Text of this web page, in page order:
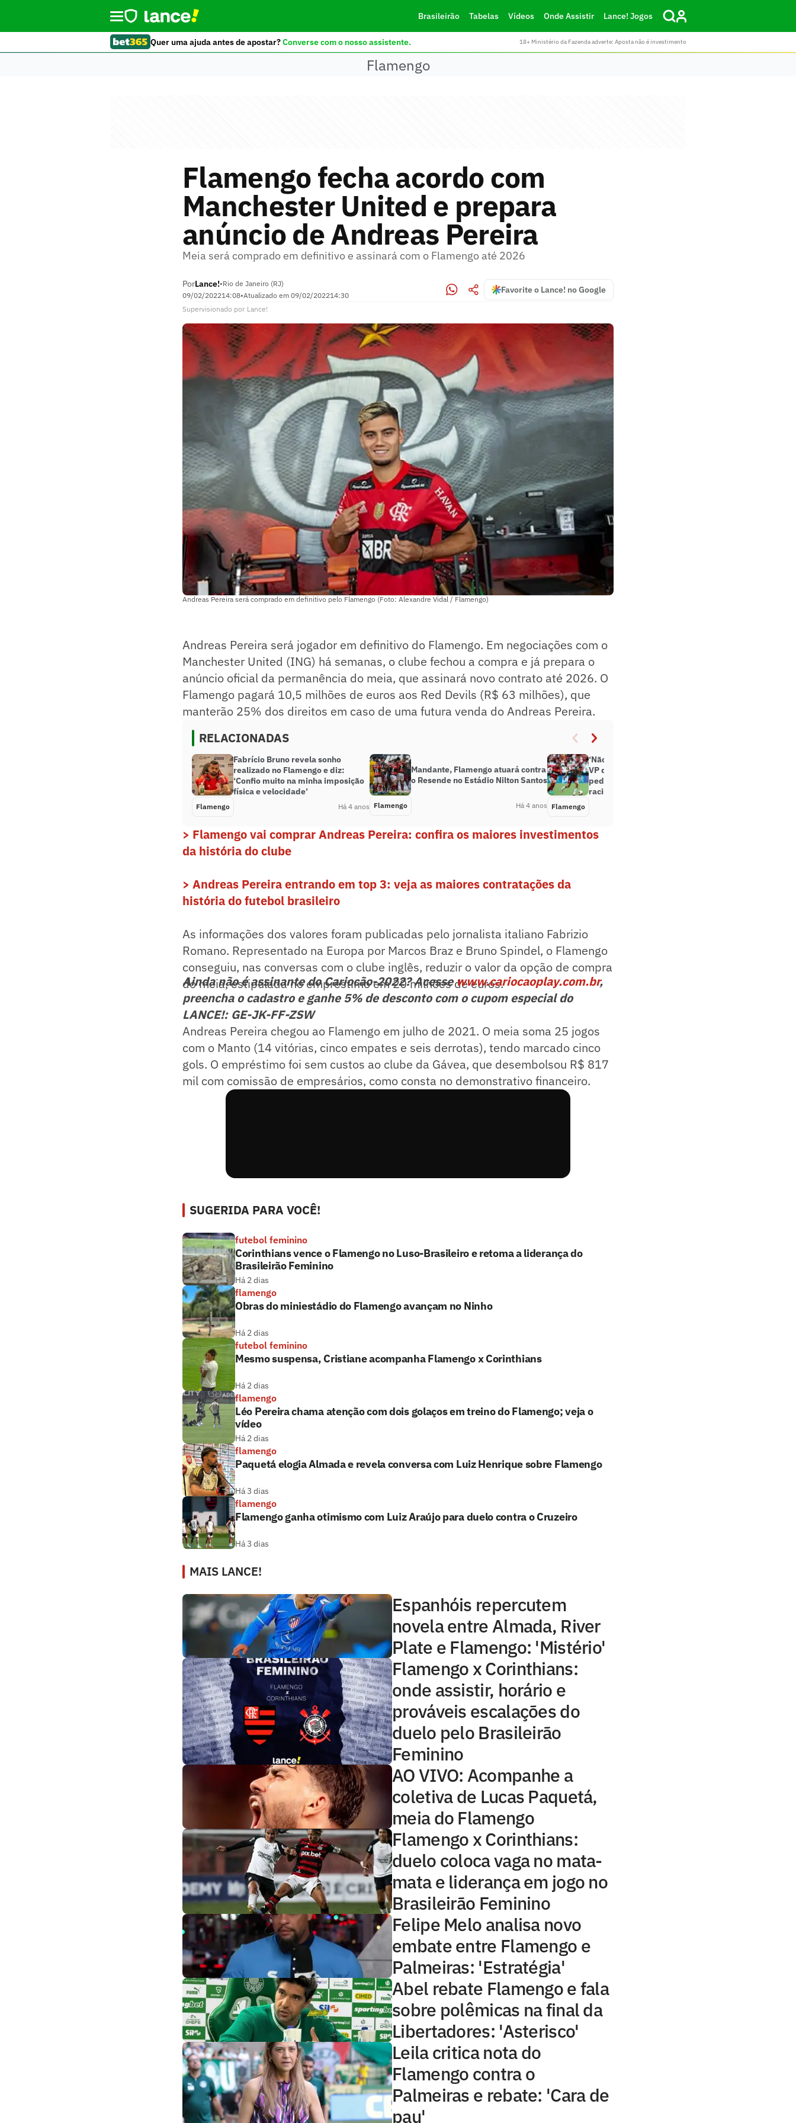
Brasileirão Tabelas Vídeos Onde Assistir Lance! Jogos
Quer uma ajuda antes de apostar?Converse com o nosso assistente. 18+ Ministério da Fazenda adverte: Aposta não é investimento
Flamengo
Flamengo fecha acordo com
Manchester United e prepara
anúncio de Andreas Pereira
Meia será comprado em definitivo e assinará com o Flamengo até 2026
PorLance!•Rio de Janeiro (RJ)
09/02/202214:08•Atualizado em 09/02/202214:30
Favorite o Lance! no Google
Supervisionado por Lance!
Andreas Pereira será comprado em definitivo pelo Flamengo (Foto: Alexandre Vidal / Flamengo)
Andreas Pereira será jogador em definitivo do Flamengo. Em negociações com o
Manchester United (ING) há semanas, o clube fechou a compra e já prepara o
anúncio oficial da permanência do meia, que assinará novo contrato até 2026. O
Flamengo pagará 10,5 milhões de euros aos Red Devils (R$ 63 milhões), que
manterão 25% dos direitos em caso de uma futura venda do Andreas Pereira.
RELACIONADAS
Fabrício Bruno revela sonho
realizado no Flamengo e diz:
‘Confio muito na minha imposição
física e velocidade’
Flamengo Há 4 anos
Mandante, Flamengo atuará contra
o Resende no Estádio Nilton Santos
Flamengo Há 4 anos
‘Não fez mais que a obrigação’, diz
VP do Flamengo após Fluminense
pedir inquérito sobre caso de
racismo
Flamengo
> Flamengo vai comprar Andreas Pereira: confira os maiores investimentos
da história do clube
> Andreas Pereira entrando em top 3: veja as maiores contratações da
história do futebol brasileiro
As informações dos valores foram publicadas pelo jornalista italiano Fabrizio
Romano. Representado na Europa por Marcos Braz e Bruno Spindel, o Flamengo
conseguiu, nas conversas com o clube inglês, reduzir o valor da opção de compra
do meia, estipulada no empréstimo em 20 milhões de euros.
Ainda não é assinante do Cariocão-2022? Acessewww.cariocaoplay.com.br,
preencha o cadastro e ganhe 5% de desconto com o cupom especial do
LANCE!: GE-JK-FF-ZSW
Andreas Pereira chegou ao Flamengo em julho de 2021. O meia soma 25 jogos
com o Manto (14 vitórias, cinco empates e seis derrotas), tendo marcado cinco
gols. O empréstimo foi sem custos ao clube da Gávea, que desembolsou R$ 817
mil com comissão de empresários, como consta no demonstrativo financeiro.
SUGERIDA PARA VOCÊ!
futebol feminino
Corinthians vence o Flamengo no Luso-Brasileiro e retoma a liderança do
Brasileirão Feminino
Há 2 dias
flamengo
Obras do miniestádio do Flamengo avançam no Ninho
Há 2 dias
futebol feminino
Mesmo suspensa, Cristiane acompanha Flamengo x Corinthians
Há 2 dias
flamengo
Léo Pereira chama atenção com dois golaços em treino do Flamengo; veja o
vídeo
Há 2 dias
flamengo
Paquetá elogia Almada e revela conversa com Luiz Henrique sobre Flamengo
Há 3 dias
flamengo
Flamengo ganha otimismo com Luiz Araújo para duelo contra o Cruzeiro
Há 3 dias
MAIS LANCE!
Espanhóis repercutem
novela entre Almada, River
Plate e Flamengo: 'Mistério'
Flamengo x Corinthians:
onde assistir, horário e
prováveis escalações do
duelo pelo Brasileirão
Feminino
AO VIVO: Acompanhe a
coletiva de Lucas Paquetá,
meia do Flamengo
Flamengo x Corinthians:
duelo coloca vaga no mata-
mata e liderança em jogo no
Brasileirão Feminino
Felipe Melo analisa novo
embate entre Flamengo e
Palmeiras: 'Estratégia'
Abel rebate Flamengo e fala
sobre polêmicas na final da
Libertadores: 'Asterisco'
Leila critica nota do
Flamengo contra o
Palmeiras e rebate: 'Cara de
pau'